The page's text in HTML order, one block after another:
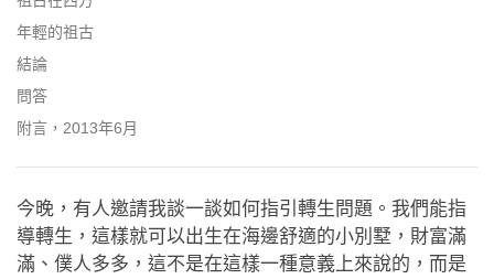
年輕的祖古
結論
問答
附言，2013年6月
今晚，有人邀請我談一談如何指引轉生問題。我們能指
導轉生，這樣就可以出生在海邊舒適的小別墅，財富滿
滿、僕人多多，這不是在這樣一種意義上來說的，而是